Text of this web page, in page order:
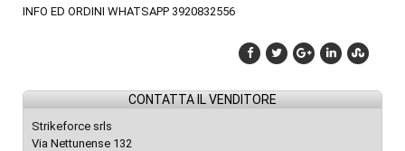
INFO ED ORDINI WHATSAPP 3920832556
CONTATTA IL VENDITORE
Strikeforce srls
Via Nettunense 132